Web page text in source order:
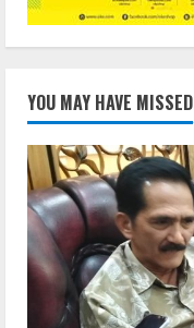
YOU MAY HAVE MISSED